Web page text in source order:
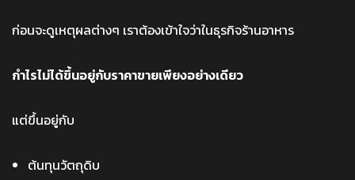
ก่อนจะดูเหตุผลต่างๆ เราต้องเข้าใจว่าในธุรกิจร้านอาหาร
กำไรไม่ได้ขึ้นอยู่กับราคาขายเพียงอย่างเดียว
แต่ขึ้นอยู่กับ
ต้นทุนวัตถุดิบ